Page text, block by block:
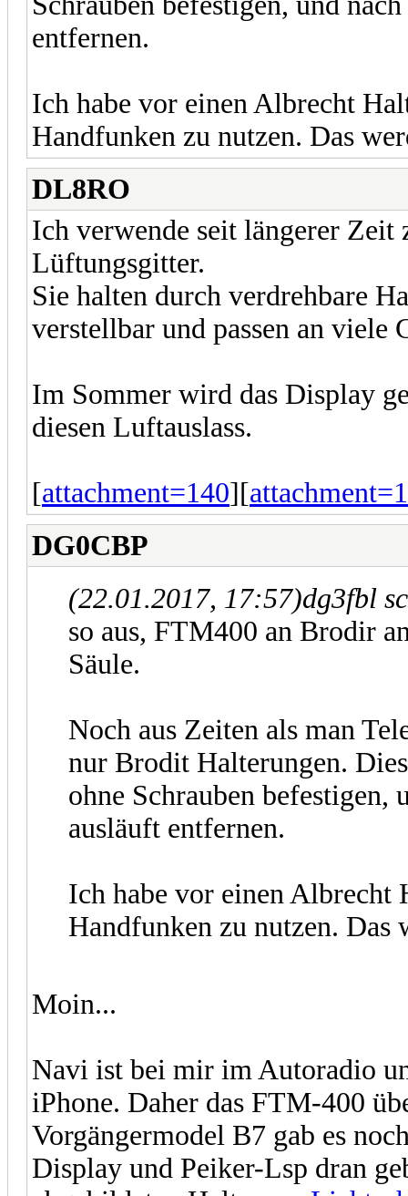
entfernen.
Ich habe vor einen Albrecht
Handfunken zu nutzen. Das
DL8RO
Ich verwende seit längerer Zeit
Lüftungsgitter.
Sie halten durch verdrehbare
verstellbar und passen an viele
Im Sommer wird das Display
diesen Luftauslass.
[attachment=140][
DG0CBP
(22.01.2017, 17:57)dg3fbl
so aus, FTM400 an Brodir
Säule.
Noch aus Zeiten als man
nur Brodit Halterungen.
ohne Schrauben befestigen,
ausläuft entfernen.
Ich habe vor einen
Handfunken zu nutzen. Das
Moin...
Navi ist bei mir im Autoradio
iPhone. Daher das FTM-400
Vorgängermodel B7 gab es
Display und Peiker-Lsp dran